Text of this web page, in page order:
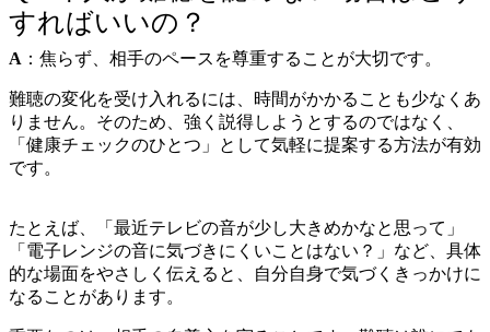
すればいいの？
A ：焦らず、相手のペースを尊重することが大切です。
難聴の変化を受け入れるには、時間がかかることも少なくあ
りません。そのため、強く説得しようとするのではなく、
「健康チェックのひとつ」として気軽に提案する方法が有効
です。
たとえば、「最近テレビの音が少し大きめかなと思って」
「電子レンジの音に気づきにくいことはない？」など、具体
的な場面をやさしく伝えると、自分自身で気づくきっかけに
なることがあります。